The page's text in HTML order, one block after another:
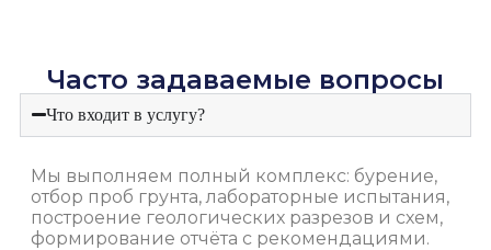
Часто задаваемые вопросы
Что входит в услугу?
Мы выполняем полный комплекс: бурение,
отбор проб грунта, лабораторные испытания,
построение геологических разрезов и схем,
формирование отчёта с рекомендациями.